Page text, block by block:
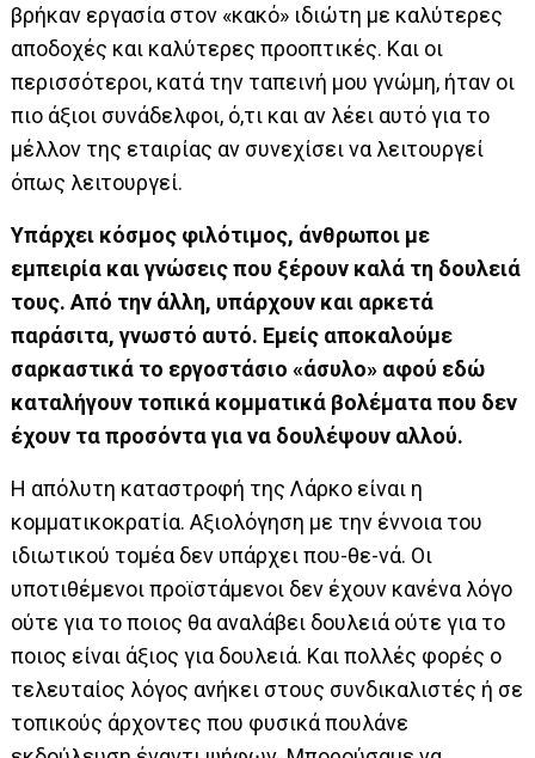
βρήκαν εργασία στον «κακό» ιδιώτη με καλύτερες
αποδοχές και καλύτερες προοπτικές. Και οι
περισσότεροι, κατά την ταπεινή μου γνώμη, ήταν οι
πιο άξιοι συνάδελφοι, ό,τι και αν λέει αυτό για το
μέλλον της εταιρίας αν συνεχίσει να λειτουργεί
όπως λειτουργεί.
Υπάρχει κόσμος φιλότιμος, άνθρωποι με
εμπειρία και γνώσεις που ξέρουν καλά τη δουλειά
τους. Από την άλλη, υπάρχουν και αρκετά
παράσιτα, γνωστό αυτό. Εμείς αποκαλούμε
σαρκαστικά το εργοστάσιο «άσυλο» αφού εδώ
καταλήγουν τοπικά κομματικά βολέματα που δεν
έχουν τα προσόντα για να δουλέψουν αλλού.
Η απόλυτη καταστροφή της Λάρκο είναι η
κομματικοκρατία. Αξιολόγηση με την έννοια του
ιδιωτικού τομέα δεν υπάρχει που-θε-νά. Οι
υποτιθέμενοι προϊστάμενοι δεν έχουν κανένα λόγο
ούτε για το ποιος θα αναλάβει δουλειά ούτε για το
ποιος είναι άξιος για δουλειά. Και πολλές φορές ο
τελευταίος λόγος ανήκει στους συνδικαλιστές ή σε
τοπικούς άρχοντες που φυσικά πουλάνε